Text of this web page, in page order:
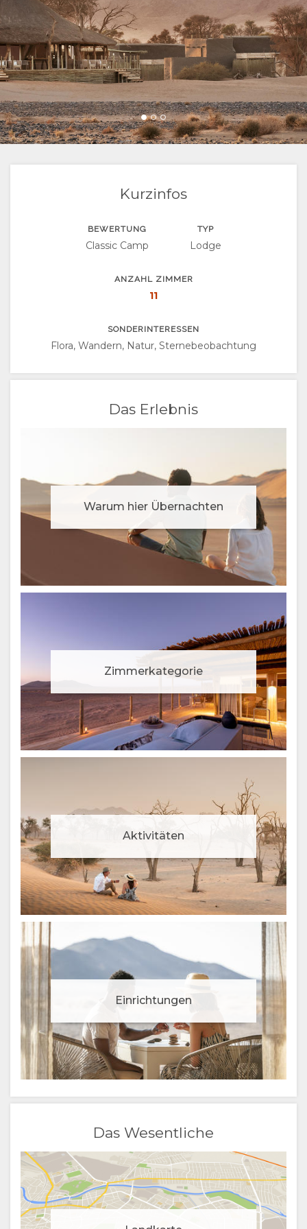
VIDEOS
AKTIVITÄTEN
LANDKARTE
ORT
WEGBESCHREIBUNGEN
KONTAKT
SPRACHE
WECHSELN
FRANZÖSISCH
PORTUGIESE
(SIMPLIFIED)
ENGLISCH
Kurzinfos
BEWERTUNG
Classic Camp
TYP
Lodge
ANZAHL ZIMMER
11
SONDERINTERESSEN
Flora, Wandern, Natur, Sternebeobachtung
Das Erlebnis
Warum hier Übernachten
Zimmerkategorie
Aktivitäten
Einrichtungen
Das Wesentliche